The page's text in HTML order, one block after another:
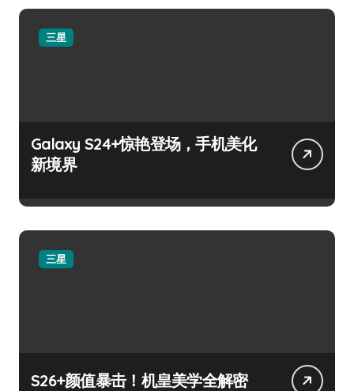
三星
Galaxy S24+惊艳登场，手机美化
新境界
三星
S26+颜值暴击！机皇美学全解密